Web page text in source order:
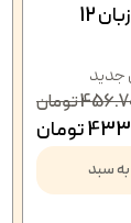
دمنوش گل گاوزبان 12
تومان
تومان
سبد